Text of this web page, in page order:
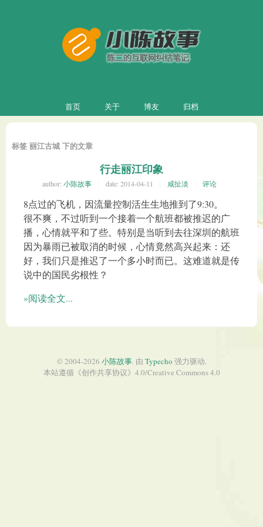
首页 关于 博友 归档
标签 丽江古城 下的文章
行走丽江印象
author: 小陈故事 date: 2014-04-11 咸扯淡 评论
8点过的飞机，因流量控制活生生地推到了9:30。
很不爽，不过听到一个接着一个航班都被推迟的广
播，心情就平和了些。特别是当听到去往深圳的航班
因为暴雨已被取消的时候，心情竟然高兴起来：还
好，我们只是推迟了一个多小时而已。这难道就是传
说中的国民劣根性？
»阅读全文...
© 2004-2026 小陈故事. 由 Typecho 强力驱动.
本站遵循《创作共享协议》4.0/Creative Commons 4.0